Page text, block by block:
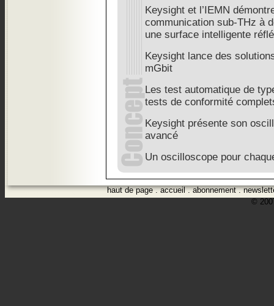
Keysight et l’IEMN
communication sub-THz à
une surface intelligente
Keysight lance des
mGbit
Les test automatique de
tests de conformité
Keysight présente son
avancé
Un oscilloscope pour
haut de page.accueil.abonnement.
©